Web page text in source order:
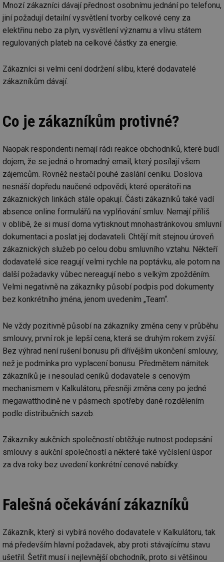
Mnozí zákazníci dávají přednost osobnímu jednání po telefonu,
jiní požadují detailní vysvětlení tvorby celkové ceny za
elektřinu nebo za plyn, vysvětlení významu a vlivu státem
regulovaných plateb na celkové částky za energie.
Zákazníci si velmi cení dodržení slibu, které dodavatelé
zákazníkům dávají.
Co je zákazníkům protivné?
Naopak respondenti nemají rádi reakce obchodníků, které budí
dojem, že se jedná o hromadný email, který posílají všem
zájemcům. Rovněž nestačí pouhé zaslání ceníku. Doslova
nesnáší dopředu naučené odpovědi, které operátoři na
zákaznických linkách stále opakují. Části zákazníků také vadí
absence online formulářů na vyplňování smluv. Nemají příliš
v oblibě, že si musí doma vytisknout mnohastránkovou smluvní
dokumentaci a poslat jej dodavateli. Chtějí mít stejnou úroveň
zákaznických služeb po celou dobu smluvního vztahu. Někteří
dodavatelé sice reagují velmi rychle na poptávku, ale potom na
další požadavky vůbec nereagují nebo s velkým zpožděním.
Velmi negativně na zákazníky působí podpis pod dokumenty
bez konkrétního jména, jenom uvedením „Team“.
Ne vždy pozitivně působí na zákazníky změna ceny v průběhu
smlouvy, první rok je lepší cena, která se druhým rokem zvýší.
Bez výhrad není rušení bonusu při dřívějším ukončení smlouvy,
než je podmínka pro vyplacení bonusu. Předmětem námitek
zákazníků je i nesoulad ceníků dodavatele s cenovým
mechanismem v Kalkulátoru, přesněji změna ceny po jedné
megawatthodině ne v pásmech spotřeby dané rozdělením
podle distribučních sazeb.
Zákazníky aukčních společností obtěžuje nutnost podepsání
smlouvy s aukční společností a některé také vyčíslení úspor
za dva roky bez uvedení konkrétní cenové nabídky.
Falešná očekávání zákazníků
Zákazník, který si vybírá nového dodavatele v Kalkulátoru, tak
má především hlavní požadavek, aby proti stávajícímu stavu
ušetřil. Šetřit musí i nejlevnější obchodník, proto si většinou